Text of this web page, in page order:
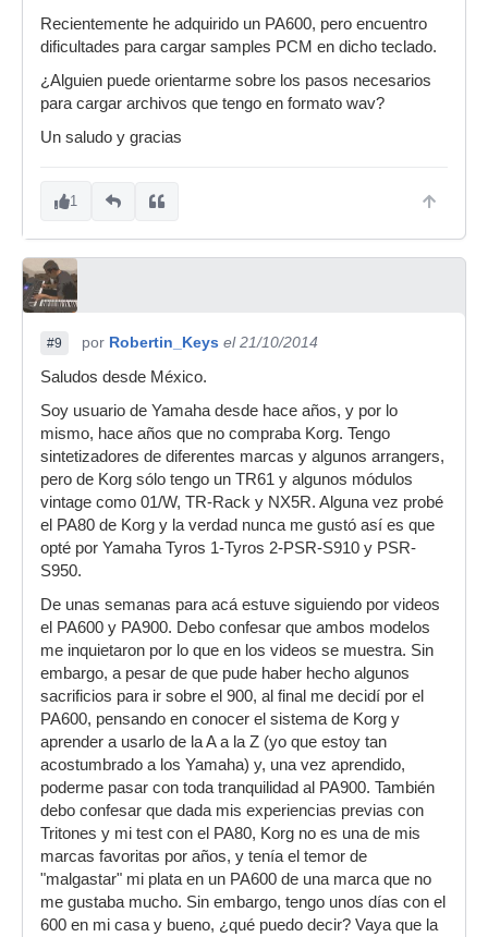
Recientemente he adquirido un PA600, pero encuentro
dificultades para cargar samples PCM en dicho teclado.
¿Alguien puede orientarme sobre los pasos necesarios
para cargar archivos que tengo en formato wav?
Un saludo y gracias
1
#9 por Robertin_Keys el 21/10/2014
Saludos desde México.
Soy usuario de Yamaha desde hace años, y por lo
mismo, hace años que no compraba Korg. Tengo
sintetizadores de diferentes marcas y algunos arrangers,
pero de Korg sólo tengo un TR61 y algunos módulos
vintage como 01/W, TR-Rack y NX5R. Alguna vez probé
el PA80 de Korg y la verdad nunca me gustó así es que
opté por Yamaha Tyros 1-Tyros 2-PSR-S910 y PSR-
S950.
De unas semanas para acá estuve siguiendo por videos
el PA600 y PA900. Debo confesar que ambos modelos
me inquietaron por lo que en los videos se muestra. Sin
embargo, a pesar de que pude haber hecho algunos
sacrificios para ir sobre el 900, al final me decidí por el
PA600, pensando en conocer el sistema de Korg y
aprender a usarlo de la A a la Z (yo que estoy tan
acostumbrado a los Yamaha) y, una vez aprendido,
poderme pasar con toda tranquilidad al PA900. También
debo confesar que dada mis experiencias previas con
Tritones y mi test con el PA80, Korg no es una de mis
marcas favoritas por años, y tenía el temor de
"malgastar" mi plata en un PA600 de una marca que no
me gustaba mucho. Sin embargo, tengo unos días con el
600 en mi casa y bueno, ¿qué puedo decir? Vaya que la